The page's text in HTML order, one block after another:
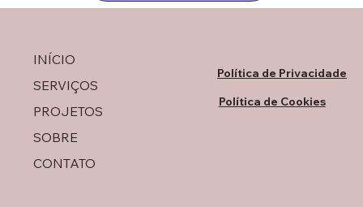
INÍCIO
SERVIÇOS
PROJETOS
SOBRE
CONTATO
Política de Privacidade
Política de Cookies